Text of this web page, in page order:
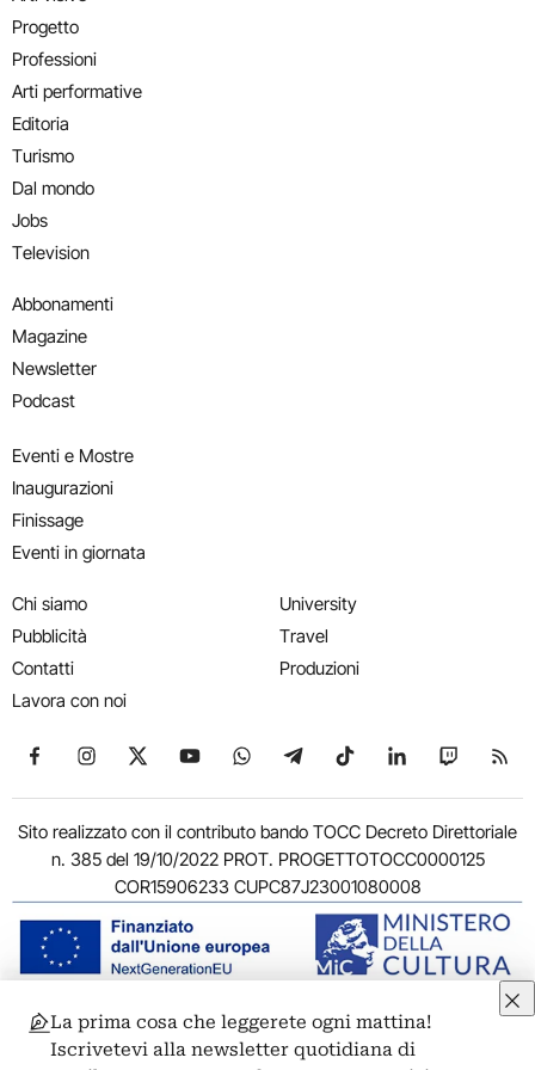
Progetto
Professioni
Arti performative
Editoria
Turismo
Dal mondo
Jobs
Television
Abbonamenti
Magazine
Newsletter
Podcast
Eventi e Mostre
Inaugurazioni
Finissage
Eventi in giornata
Chi siamo
Pubblicità
Contatti
Lavora con noi
University
Travel
Produzioni
Seguici su Facebook
Seguici su Instagram
Seguici su X
Seguici su YouTube
Seguici su WhatsApp
Seguici su Telegram
Seguici su TikTok
Seguici su
Seguici
Sito realizzato con il contributo bando TOCC Decreto Direttoriale
n. 385 del 19/10/2022 PROT. PROGETTOTOCC0000125
COR15906233 CUPC87J23001080008
© 2011-2026 ARTRIBUNE srl – Corso Vittorio Emanuele II, 287 –
00186 Roma - P.I. 11381581005
La prima cosa che leggerete ogni mattina!
Iscrivetevi alla newsletter quotidiana di